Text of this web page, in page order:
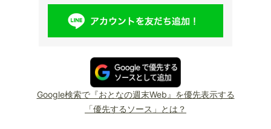
Google検索で『おとなの週末Web』を優先表示する
「優先するソース」とは？